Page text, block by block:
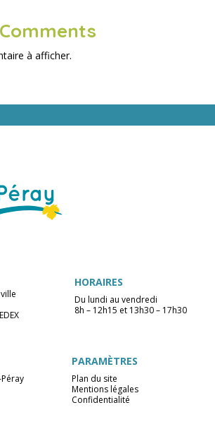
à afficher.
HORAIRES
Du lundi au vendredi
8h – 12h15 et 13h30 – 17h30
PARAMÈTRES
Plan du site
Mentions légales
Confidentialité